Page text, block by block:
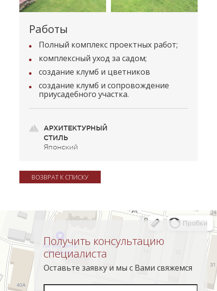
Работы
Полный комплекс проектных работ;
комплексный уход за садом;
создание клумб и цветников
создание клумб и сопровождение
приусадебного участка.
АРХИТЕКТУРНЫЙ
СТИЛЬ
Японский
ВОЗВРАТ К СПИСКУ
Получить консультацию
специалиста
Оставьте заявку и мы с Вами свяжемся